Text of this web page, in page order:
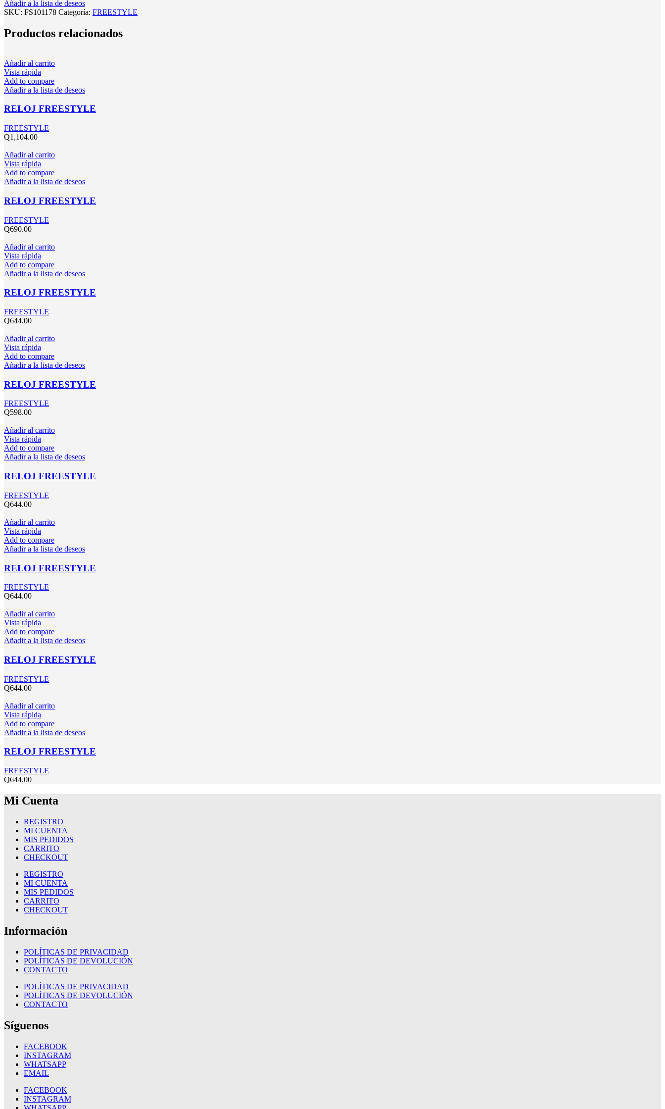
Añadir a la lista de deseos
SKU: FS101178 Categoría: FREESTYLE
Productos relacionados
Añadir al carrito
Vista rápida
Add to compare
Añadir a la lista de deseos
RELOJ FREESTYLE
FREESTYLE
Q1,104.00
Añadir al carrito
Vista rápida
Add to compare
Añadir a la lista de deseos
RELOJ FREESTYLE
FREESTYLE
Q690.00
Añadir al carrito
Vista rápida
Add to compare
Añadir a la lista de deseos
RELOJ FREESTYLE
FREESTYLE
Q644.00
Añadir al carrito
Vista rápida
Add to compare
Añadir a la lista de deseos
RELOJ FREESTYLE
FREESTYLE
Q598.00
Añadir al carrito
Vista rápida
Add to compare
Añadir a la lista de deseos
RELOJ FREESTYLE
FREESTYLE
Q644.00
Añadir al carrito
Vista rápida
Add to compare
Añadir a la lista de deseos
RELOJ FREESTYLE
FREESTYLE
Q644.00
Añadir al carrito
Vista rápida
Add to compare
Añadir a la lista de deseos
RELOJ FREESTYLE
FREESTYLE
Q644.00
Añadir al carrito
Vista rápida
Add to compare
Añadir a la lista de deseos
RELOJ FREESTYLE
FREESTYLE
Q644.00
Mi Cuenta
REGISTRO
MI CUENTA
MIS PEDIDOS
CARRITO
CHECKOUT
REGISTRO
MI CUENTA
MIS PEDIDOS
CARRITO
CHECKOUT
Información
POLÍTICAS DE PRIVACIDAD
POLÍTICAS DE DEVOLUCIÓN
CONTACTO
POLÍTICAS DE PRIVACIDAD
POLÍTICAS DE DEVOLUCIÓN
CONTACTO
Síguenos
FACEBOOK
INSTAGRAM
WHATSAPP
EMAIL
FACEBOOK
INSTAGRAM